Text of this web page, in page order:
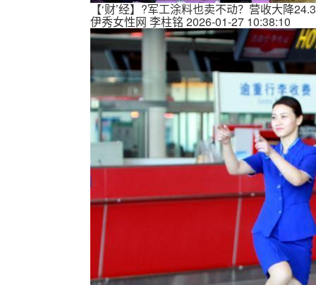
【‘财’经】?军工涂料也卖不动？营收大降
伊秀女性网 李柱铭 2026-01-27 10:38:10